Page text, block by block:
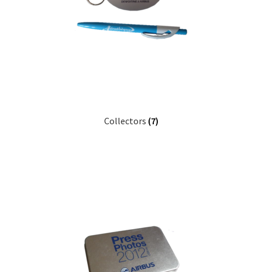
Collectors (7)